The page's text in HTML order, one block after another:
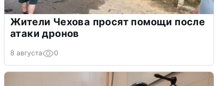
Жители Чехова просят помощи после
атаки дронов
8 августа 0